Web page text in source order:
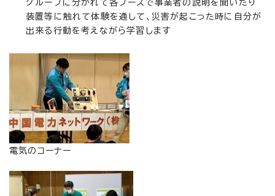
グループに分かれて各ブースで事業者の説明を聞いたり
装置等に触れて体験を通して、災害が起こった時に自分が
出来る行動を考えながら学習します
電気のコーナー